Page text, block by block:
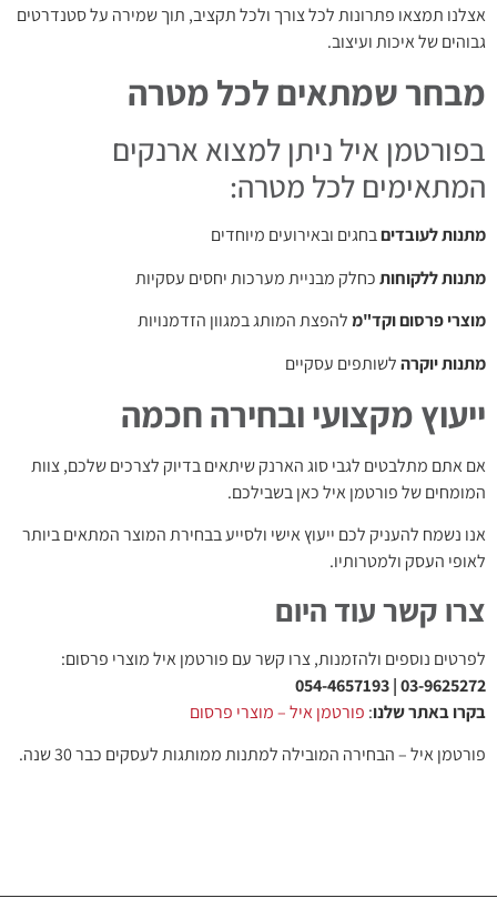
אצלנו תמצאו פתרונות לכל צורך ולכל תקציב, תוך שמירה על סטנדרטים
גבוהים של איכות ועיצוב.
מבחר שמתאים לכל מטרה
בפורטמן איל ניתן למצוא ארנקים
המתאימים לכל מטרה:
מתנות לעובדיםבחגים ובאירועים מיוחדים
מתנות ללקוחותכחלק מבניית מערכות יחסים עסקיות
מוצרי פרסום וקד"מלהפצת המותג במגוון הזדמנויות
מתנות יוקרהלשותפים עסקיים
ייעוץ מקצועי ובחירה חכמה
אם אתם מתלבטים לגבי סוג הארנק שיתאים בדיוק לצרכים שלכם, צוות
המומחים של פורטמן איל כאן בשבילכם.
אנו נשמח להעניק לכם ייעוץ אישי ולסייע בבחירת המוצר המתאים ביותר
לאופי העסק ולמטרותיו.
צרו קשר עוד היום
לפרטים נוספים ולהזמנות, צרו קשר עם פורטמן איל מוצרי פרסום:
03-9625272 | 054-4657193
בקרו באתר שלנו: פורטמן איל – מוצרי פרסום
פורטמן איל – הבחירה המובילה למתנות ממותגות לעסקים כבר 30 שנה.